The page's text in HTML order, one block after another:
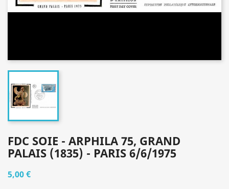
FDC SOIE - ARPHILA 75, GRAND
PALAIS (1835) - PARIS 6/6/1975
5,00 €